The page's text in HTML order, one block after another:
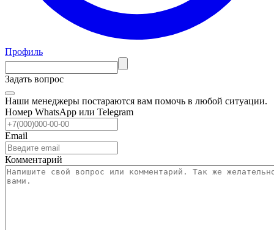
Профиль
Задать вопрос
Наши менеджеры постараются вам помочь в любой ситуации.
Номер WhatsApp или Telegram
Email
Комментарий